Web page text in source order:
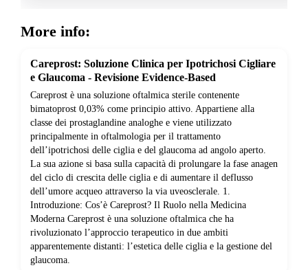
More info:
Careprost: Soluzione Clinica per Ipotrichosi Cigliare
e Glaucoma - Revisione Evidence-Based
Careprost è una soluzione oftalmica sterile contenente
bimatoprost 0,03% come principio attivo. Appartiene alla
classe dei prostaglandine analoghe e viene utilizzato
principalmente in oftalmologia per il trattamento
dell’ipotrichosi delle ciglia e del glaucoma ad angolo aperto.
La sua azione si basa sulla capacità di prolungare la fase anagen
del ciclo di crescita delle ciglia e di aumentare il deflusso
dell’umore acqueo attraverso la via uveosclerale. 1.
Introduzione: Cos’è Careprost? Il Ruolo nella Medicina
Moderna Careprost è una soluzione oftalmica che ha
rivoluzionato l’approccio terapeutico in due ambiti
apparentemente distanti: l’estetica delle ciglia e la gestione del
glaucoma.